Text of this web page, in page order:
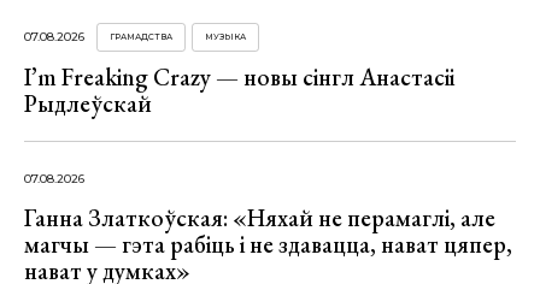
07.08.2026 ГРАМАДСТВА МУЗЫКА
I’m Freaking Crazy — новы сінгл Анастасіі
Рыдлеўскай
07.08.2026
Ганна Златкоўская: «Няхай не перамаглі, але
магчы — гэта рабіць і не здавацца, нават цяпер,
нават у думках»